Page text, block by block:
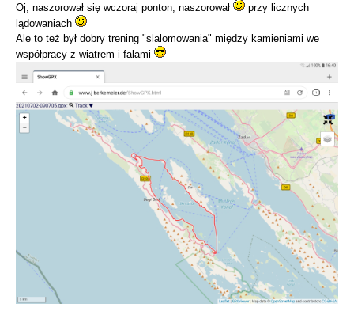
Oj, naszorował się wczoraj ponton, naszorował
przy licznych
lądowaniach
Ale to też był dobry trening "slalomowania" między kamieniami we
współpracy z wiatrem i falami